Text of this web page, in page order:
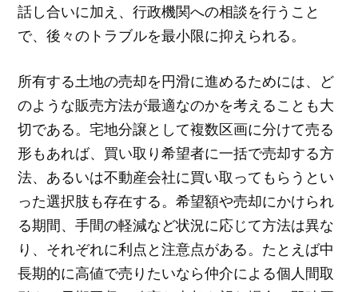
話し合いに加え、行政機関への相談を行うこと
で、後々のトラブルを最小限に抑えられる。
所有する土地の売却を円滑に進めるためには、ど
のような販売方法が最適なのかを考えることも大
切である。宅地分譲として複数区画に分けて売る
形もあれば、買い取り希望者に一括で売却する方
法、あるいは不動産会社に買い取ってもらうとい
った選択肢も存在する。希望額や売却にかけられ
る期間、手間の軽減など状況に応じて方法は異な
り、それぞれに利点と注意点がある。たとえば中
長期的に高値で売りたいなら仲介による個人間取